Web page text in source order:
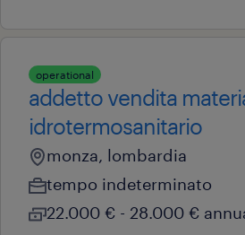
operational
addetto vendita
idrotermosanitario
monza, lombardia
tempo indeterminato
22.000 € - 28.000 €